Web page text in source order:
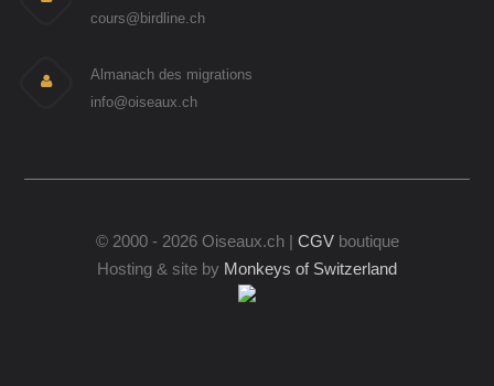
cours@birdline.ch
Almanach des migrations
info@oiseaux.ch
© 2000 - 2026 Oiseaux.ch | CGVboutique
Hosting & site by Monkeys of Switzerland